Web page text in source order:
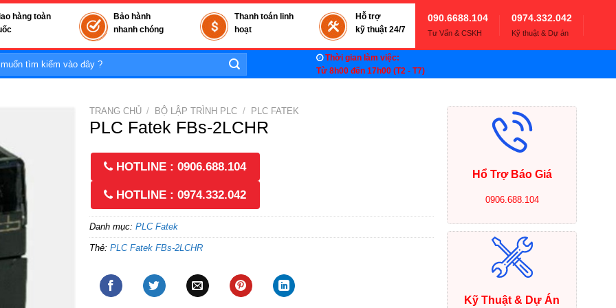
hàng toàn
Bảo hành
nhanh chóng
Thanh toán linh
hoạt
Hỗ trợ
kỹ thuật 24/7
090.6688.104
Tư Vấn & CSKH
0974.332.042
Kỹ thuật & Dự án
Thời gian làm việc:
Từ 8h00 đến 17h00 (T2 - T7)
TRANG CHỦ / BỘ LẬP TRÌNH PLC / PLC FATEK
PLC Fatek FBs-2LCHR
HOTLINE : 0906.688.104
HOTLINE : 0974.332.042
Danh mục: PLC Fatek
Thẻ: PLC Fatek FBs-2LCHR
Hổ Trợ Báo Giá
0906.688.104
Kỹ Thuật & Dự Án